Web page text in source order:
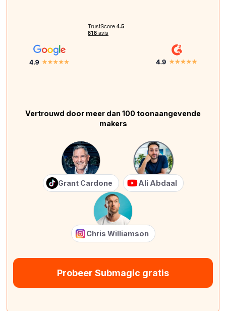
Vertrouwd door meer dan 100 toonaangevende
makers
Grant Cardone Ali Abdaal
Chris Williamson
Probeer Submagic gratis